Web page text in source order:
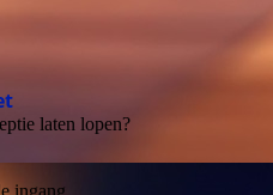
laten lopen?
ingang